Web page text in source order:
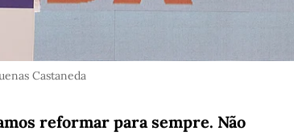
Castaneda
reformar para sempre. Não